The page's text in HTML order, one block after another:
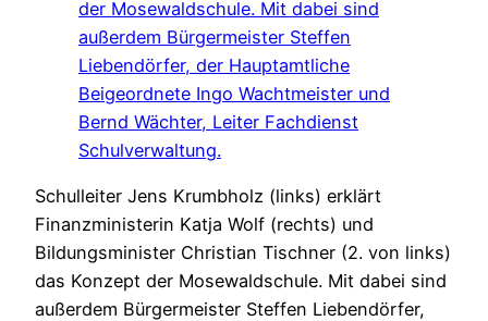
Schulleiter Jens Krumbholz (links) erklärt
Finanzministerin Katja Wolf (rechts) und
Bildungsminister Christian Tischner (2. von links)
das Konzept der Mosewaldschule. Mit dabei sind
außerdem Bürgermeister Steffen Liebendörfer,